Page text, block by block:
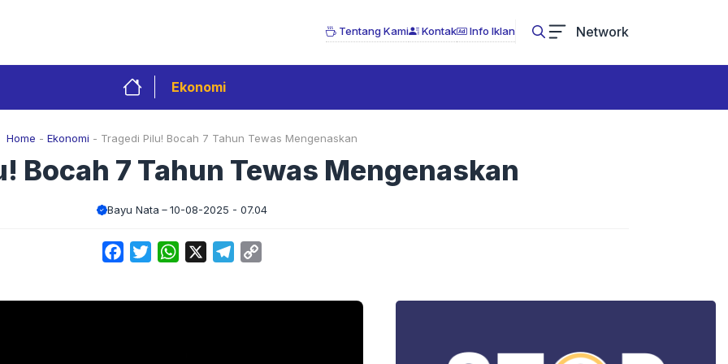
Tentang Kami Kontak Info Iklan Network
Ekonomi
Home - Ekonomi - Tragedi Pilu! Bocah 7 Tahun Tewas Mengenaskan
Bocah 7 Tahun Tewas Mengenaskan
Bayu Nata 10-08-2025 - 07.04
FacebookTwitterWhatsApp Telegram